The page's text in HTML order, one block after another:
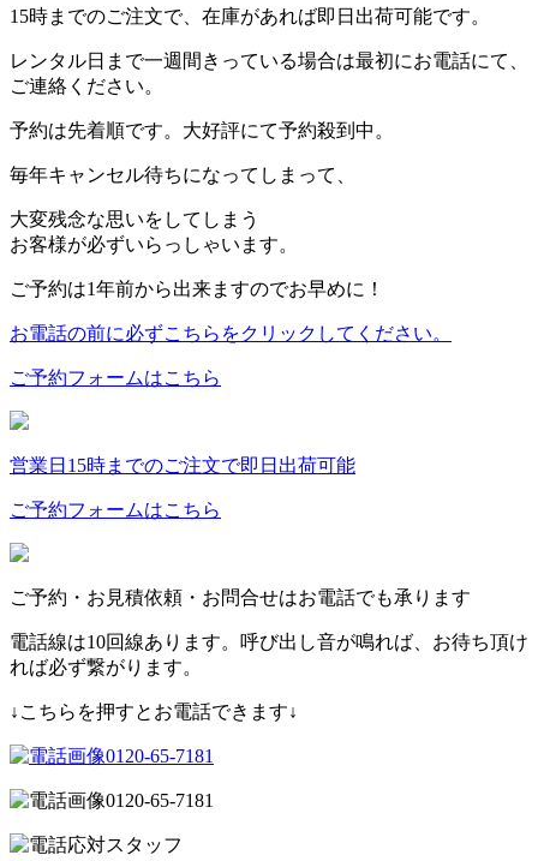
15時までのご注文で、在庫があれば即日出荷可能です。
レンタル日まで一週間きっている場合は最初にお電話にて、
ご連絡ください。
予約は先着順です。大好評にて予約殺到中。
毎年キャンセル待ちになってしまって、
大変残念な思いをしてしまう
お客様が必ずいらっしゃいます。
ご予約は1年前から出来ますのでお早めに！
お電話の前に必ずこちらをクリックしてください。
ご予約フォームはこちら
営業日15時までのご注文で即日出荷可能
ご予約フォームはこちら
ご予約・お見積依頼・お問合せはお電話でも承ります
電話線は10回線あります。呼び出し音が鳴れば、お待ち頂け
れば必ず繋がります。
↓こちらを押すとお電話できます↓
0120-65-7181
0120-65-7181